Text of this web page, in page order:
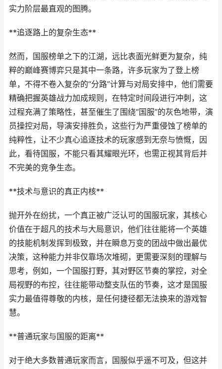
实力阶层最直观的图腾。
**追逐路上的复杂生态**
然而，国服榜单之下的江湖，远比表面光鲜更为复杂，纯
粹的巅峰赛博弈只是其中一条路，许多玩家为了登上榜
单，不得不卷入复杂的“分路”计算与对局安排中，他们需要
精确把握英雄战力加成规则，在特定时间段进行冲刺，这
过程充满了策略性，甚至催生了围绕“国服”的灰色地带，演
员操控对局，导演安排胜负，这些行为严重侵蚀了榜单的
纯粹性，让不少真心追逐技术的玩家感到无奈与愤慨，因
此，看待国服，不能只看其耀眼光环，也需正视其背后并
不完美的竞争生态。
**技术与意识的真正内核**
抛开外在纷扰，一个真正被广泛认可的国服玩家，其核心
价值在于超凡的技术与大局意识，他们往往能将一个英雄
的技能机制发挥到极致，并在瞬息万变的团战中做出最优
决策，这种能力并非仅靠场次堆砌，更需要深刻的理解与
思考，例如，一个国服打野，其对野区节奏的掌控，对全
局视野的布控，往往能带动整支队伍的节奏，这才是国服
实力最值得尊敬的内核，是任何捷径都无法换来的游戏智
慧。
**普通玩家与国服的距离**
对于绝大多数普通玩家而言，国服似乎遥不可及，但这并